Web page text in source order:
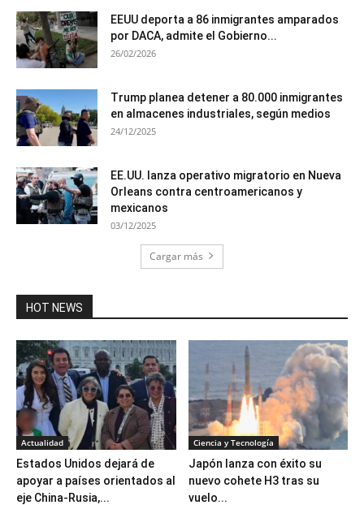
EEUU deporta a 86 inmigrantes amparados
por DACA, admite el Gobierno...
26/02/2026
Trump planea detener a 80.000 inmigrantes
en almacenes industriales, según medios
24/12/2025
EE.UU. lanza operativo migratorio en Nueva
Orleans contra centroamericanos y
mexicanos
03/12/2025
Cargar más
HOT NEWS
Actualidad
Estados Unidos dejará de
apoyar a países orientados al
eje China-Rusia,...
Ciencia y Tecnología
Japón lanza con éxito su
nuevo cohete H3 tras su
vuelo...